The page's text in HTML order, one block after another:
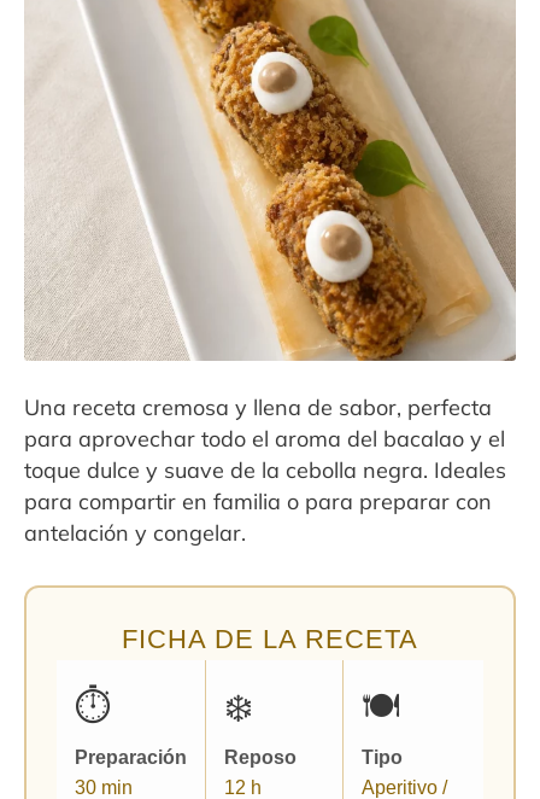
Contacto
Sala de Prensa
Una receta cremosa y llena de sabor, perfecta
para aprovechar todo el aroma del bacalao y el
toque dulce y suave de la cebolla negra. Ideales
para compartir en familia o para preparar con
antelación y congelar.
FICHA DE LA RECETA
⏱️
Preparación
30 min
❄️
Reposo
12 h
🍽️
Tipo
Aperitivo /